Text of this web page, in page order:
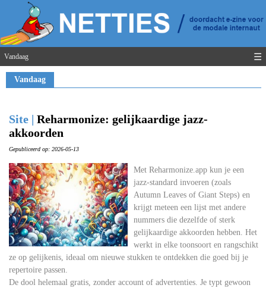
Vandaag ☰
Vandaag
Site | Reharmonize: gelijkaardige jazz-
akkoorden
Gepubliceerd op: 2026-05-13
Met Reharmonize.app kun je een
jazz-standard invoeren (zoals
Autumn Leaves of Giant Steps) en
krijgt meteen een lijst met andere
nummers die dezelfde of sterk
gelijkaardige akkoorden hebben. Het
werkt in elke toonsoort en rangschikt
ze op gelijkenis, ideaal om nieuwe stukken te ontdekken die goed bij je
repertoire passen.
De dool helemaal gratis, zonder account of advertenties. Je typt gewoon